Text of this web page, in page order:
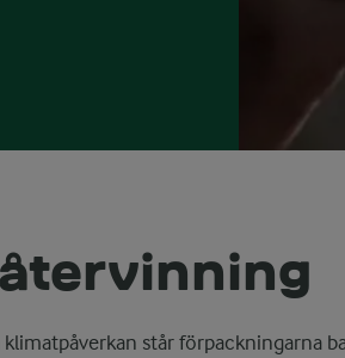
återvinning
klimatpåverkan står förpackningarna